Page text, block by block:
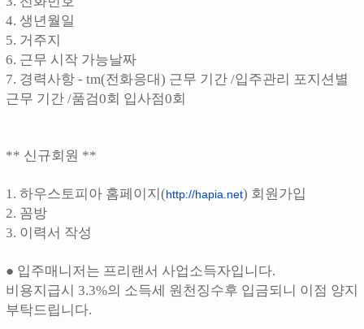
4. 생년월일
5. 거주지
6. 근무 시작 가능날짜
7. 경력사항 - tm(전화응대) 근무 기간 /입주관리 포지션별
근무 기간 /품검0회 입사점0회
** 신규회원 **
1. 하우스토피아 홈페이지(http://hapia.net) 회원가입
2. 꼼방
3. 이력서 작성
● 입주매니저는 프리랜서 사업소득자입니다.
비용지급시 3.3%의 소득세 원천징수후 입금되니 이점 양지
부탁드립니다.